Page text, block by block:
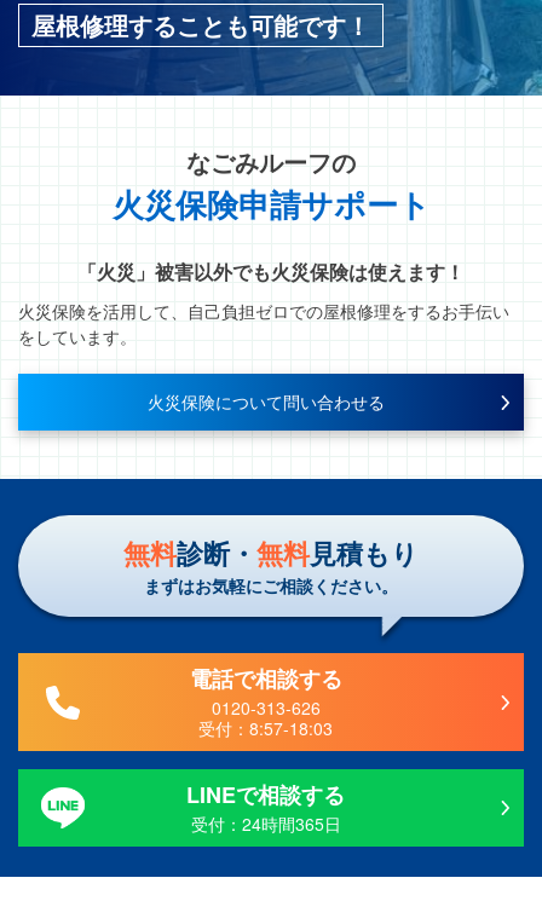
屋根修理することも可能です！
なごみルーフの
火災保険申請サポート
「火災」被害以外でも火災保険は使えます！
火災保険を活用して、自己負担ゼロでの屋根修理をするお手伝い
をしています。
火災保険について問い合わせる
無料診断・ 無料見積もり
まずはお気軽にご相談ください。
電話で相談する
0120-313-626
受付：8:57-18:03
LINEで相談する
受付：24時間365日